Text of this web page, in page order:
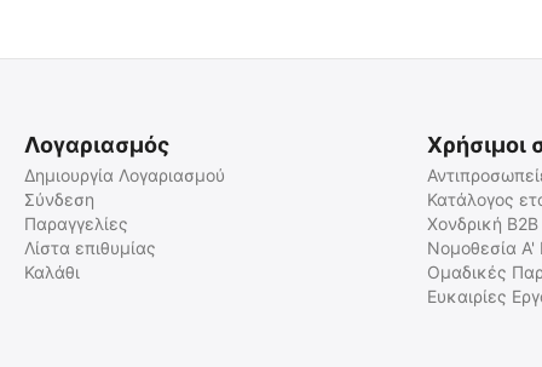
Tail cap Nitecore MH12V2,
Οπίσθιος διακόπτης
9110101113
ΒΑΣΗ ΣΤΗΡΙΞΗΣ ΣΤΟΝ
ΙΜΑΝΤΑ για NITECORE NU35
Άμεσα διαθέσιμο
Λογαριασμός
Δημιουργία Λογαριασμού
Σύνδεση
Παραγγελίες
Λίστα επιθυμίας
Καλάθι
Χρήσιμοι
Κατάλογος
Χονδρική B2B
Νομοθεσία Α'
Ομαδικές
Ευκαιρίες